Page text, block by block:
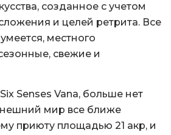
созданное с учетом
и целей ретрита. Все
местного
свежие и
Senses Vana, больше нет
мир все ближе
приюту площадью 21 акр, и